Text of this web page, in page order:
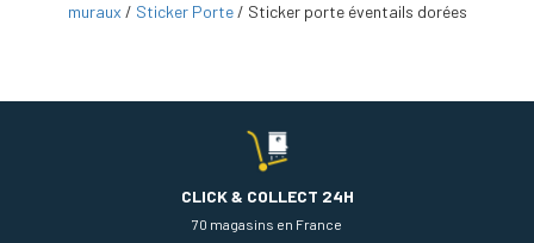
muraux / Sticker Porte/ Sticker porte éventails dorées
CLICK & COLLECT 24H
70 magasins en France